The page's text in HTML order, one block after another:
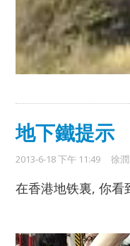
地下鐵提示
2013-6-18 下午 11:49 徐
在香港地铁裏, 你看